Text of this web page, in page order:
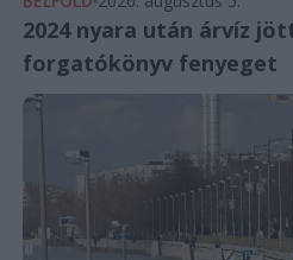
2024 nyara után árvíz
forgatókönyv fenyeget